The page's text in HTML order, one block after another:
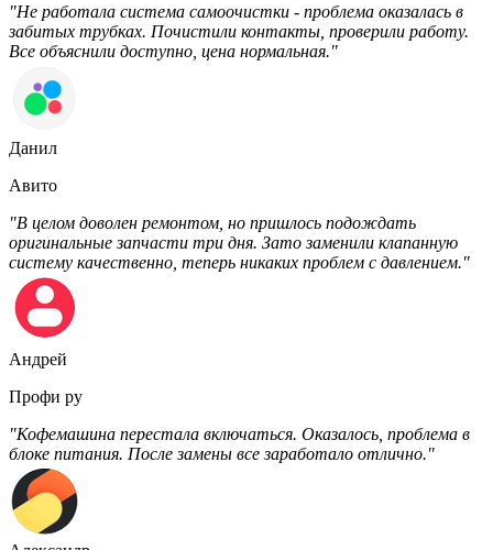
"Не работала система самоочистки - проблема оказалась в
забитых трубках. Почистили контакты, проверили работу.
Все объяснили доступно, цена нормальная."
Данил
Авито
"В целом доволен ремонтом, но пришлось подождать
оригинальные запчасти три дня. Зато заменили клапанную
систему качественно, теперь никаких проблем с давлением."
Андрей
Профи ру
"Кофемашина перестала включаться. Оказалось, проблема в
блоке питания. После замены все заработало отлично."